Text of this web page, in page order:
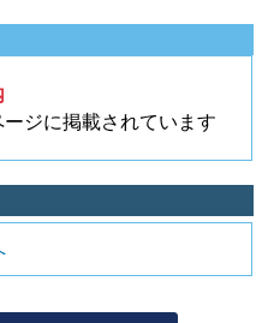
ジに掲載されています